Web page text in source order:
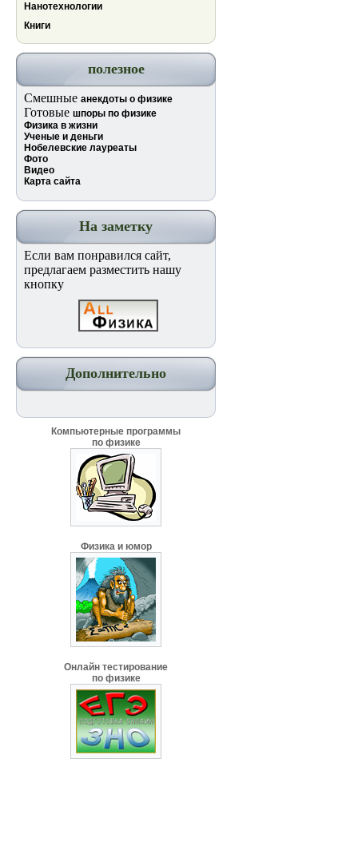
Нанотехнологии
Книги
полезное
Смешные анекдоты о физике
Готовые шпоры по физике
Физика в жизни
Ученые и деньги
Нобелевские лауреаты
Фото
Видео
Карта сайта
На заметку
Если вам понравился сайт,
предлагаем разместить нашу
кнопку
Дополнительно
Компьютерные программы
по физике
Физика и юмор
Онлайн тестирование
по физике